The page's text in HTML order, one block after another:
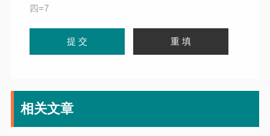
四=7
相关文章